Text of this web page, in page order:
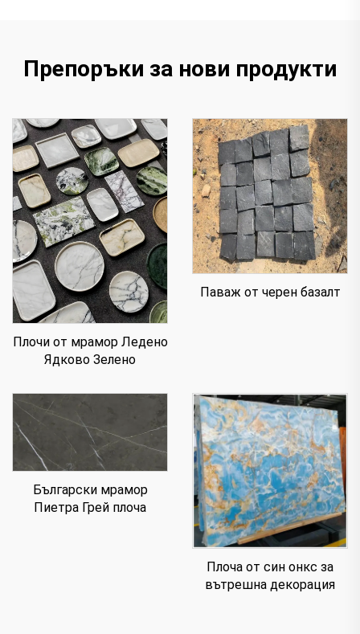
Препоръки за нови продукти
Плочи от мрамор Ледено
Ядково Зелено
Паваж от черен базалт
Български мрамор
Пиетра Грей плоча
Плоча от син онкс за
вътрешна декорация